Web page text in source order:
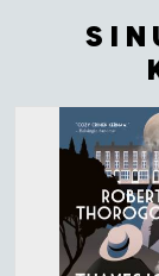
Tuoteluettelon